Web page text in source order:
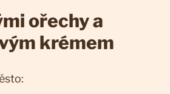
ořechy a
krémem